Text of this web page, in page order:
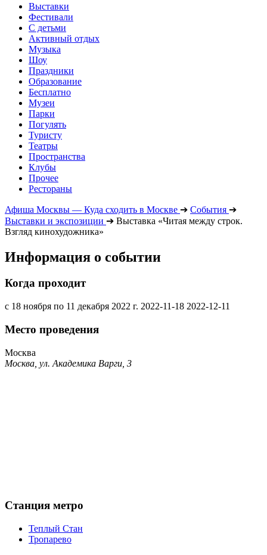
Выставки
Фестивали
С детьми
Активный отдых
Музыка
Шоу
Праздники
Образование
Бесплатно
Музеи
Парки
Погулять
Туристу
Театры
Пространства
Клубы
Прочее
Рестораны
Афиша Москвы — Куда сходить в Москве ➔ События ➔
Выставки и экспозиции ➔ Выставка «Читая между строк.
Взгляд кинохудожника»
Информация о событии
Когда проходит
с 18 ноября по 11 декабря 2022 г. 2022-11-18 2022-12-11
Место проведения
Москва
Москва, ул. Академика Варги, 3
Станция метро
Теплый Стан
Тропарево